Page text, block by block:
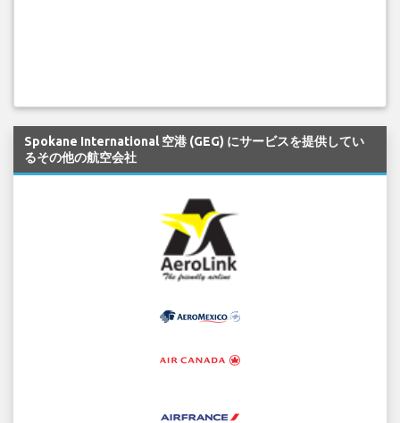
Spokane International 空港 (GEG) にサービスを提供してい
るその他の航空会社